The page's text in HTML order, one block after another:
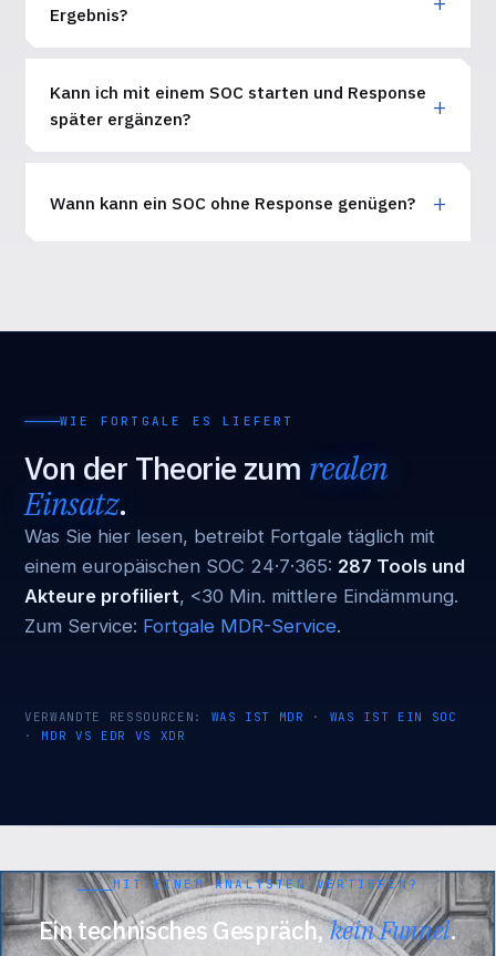
Ergebnis?
Kann ich mit einem SOC starten und Response
später ergänzen?
Wann kann ein SOC ohne Response genügen?
WIE FORTGALE ES LIEFERT
Von der Theorie zum realen
Einsatz.
Was Sie hier lesen, betreibt Fortgale täglich mit
einem europäischen SOC 24·7·365: 287 Tools und
Akteure profiliert, <30 Min. mittlere Eindämmung.
Zum Service: Fortgale MDR-Service.
VERWANDTE RESSOURCEN: WAS IST MDR · WAS IST EIN SOC
· MDR VS EDR VS XDR
MIT EINEM ANALYSTEN VERTIEFEN?
Ein technisches Gespräch,kein Funnel.